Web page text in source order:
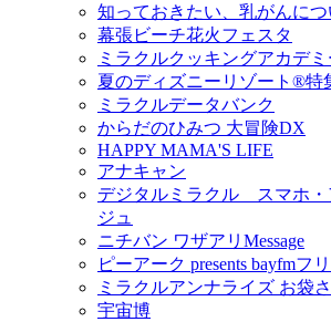
知っておきたい、乳がんにつ
幕張ビーチ花火フェスタ
ミラクルクッキングアカデ
夏のディズニーリゾート®特
ミラクルデータバンク
からだのひみつ 大冒険DX
HAPPY MAMA'S LIFE
アナキャン
デジタルミラクル スマホ・
ジュ
ニチバン ワザアリMessage
ピーアーク presents bayfmフ
ミラクルアンナライズ お袋さ
宇宙博